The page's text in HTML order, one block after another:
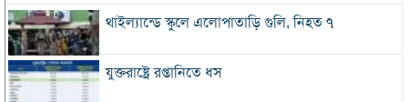
থাইল্যান্ডে স্কুলে এলোপাতাড়ি গুলি, নিহত ৭
যুক্তরাষ্ট্রে রপ্তানিতে ধস